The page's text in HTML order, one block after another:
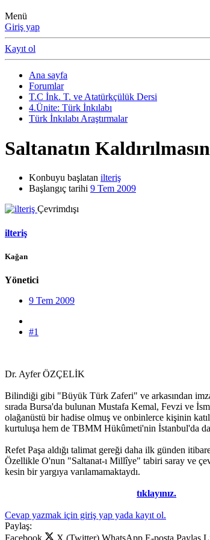
Menü
Giriş yap
Kayıt ol
Ana sayfa
Forumlar
T.C İnk. T. ve Atatürkçülük Dersi
4.Ünite: Türk İnkılabı
Türk İnkılabı Araştırmalar
Saltanatın
Konbuyu başlatan ilteriş
Başlangıç tarihi 9 Tem 2009
Çevrimdışı
ilteriş
Kağan
Yönetici
9 Tem 2009
#1
Dr. Ayfer ÖZÇELİK
Bilindiği gibi "Büyük Türk Zaferi" ve arkasından
sırada Bursa'da bulunan Mustafa Kemal, Fevzi ve
olağanüstü bir hadise olmuş ve onbinlerce kişinin
kurtuluşa hem de TBMM Hükûmeti'nin İstanbul'da
Refet Paşa aldığı talimat gereği daha ilk günden
Özellikle O'nun "Saltanat-ı Millîye" tabiri saray ve
kesin bir yargıya varılamamaktaydı.
tıklayınız.
Cevap yazmak için giriş yap yada kayıt ol.
Paylaş:
Facebook
X (Twitter) WhatsApp E-posta Paylaş